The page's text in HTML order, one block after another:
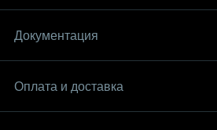
Документация
Оплата и доставка